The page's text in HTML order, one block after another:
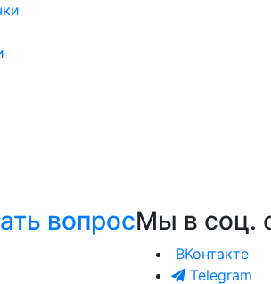
вопросМы в соц.
ВКонтакте
Telegram